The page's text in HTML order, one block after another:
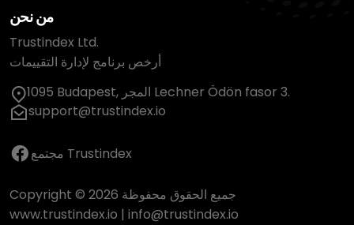
من نحن
Trustindex Ltd.
أرخص برنامج لإدارة التقييمات
1095 Budapest, المجر Lechner Ödön fasor 3.
support@trustindex.io
مجتمع Trustindex
Copyright © 2026 جميع الحقوق محفوظة
www.trustindex.io | info@trustindex.io